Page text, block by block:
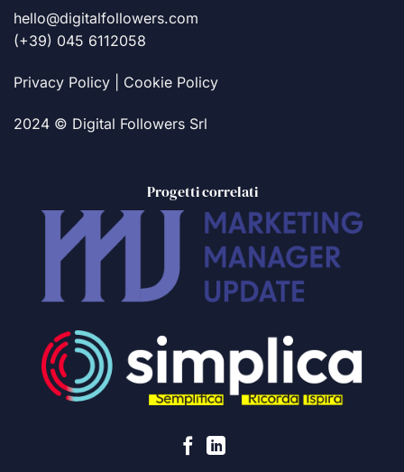
hello@digitalfollowers.com
(+39) 045 6112058
Privacy Policy Cookie Policy
2024 © Digital Followers Srl
Progetti correlati